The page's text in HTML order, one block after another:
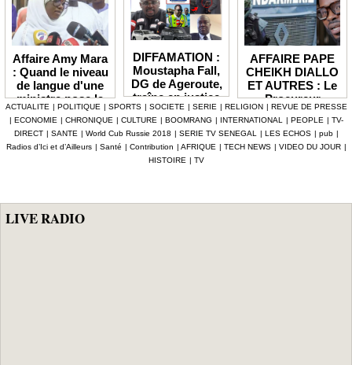
Affaire Amy Mara
: Quand le niveau
de langue d'une
ministre pose la
question de la
compétence et de
la crédibilité de
l'État
DIFFAMATION :
Moustapha Fall,
DG de Ageroute,
traîne en justice
l’ex DRH Cheikh
Amet Tidiane
Thiam
AFFAIRE PAPE
CHEIKH DIALLO
ET AUTRES : Le
Procureur
interjette appel et
maintient en
prison ceux qui
ont été placés
ACTUALITE | POLITIQUE | SPORTS | SOCIETE | SERIE | RELIGION | REVUE DE PRESSE
| ECONOMIE | CHRONIQUE | CULTURE | BOOMRANG | INTERNATIONAL | PEOPLE | TV-
DIRECT | SANTE | World Cub Russie 2018 | SERIE TV SENEGAL | LES ECHOS | pub |
Radios d’Ici et d’Ailleurs | Santé | Contribution | AFRIQUE | TECH NEWS | VIDEO DU JOUR |
HISTOIRE | TV
LIVE RADIO